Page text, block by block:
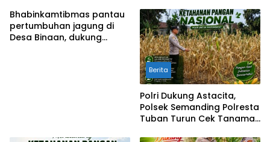
Bhabinkamtibmas pantau
pertumbuhan jagung di
Desa Binaan, dukung
Berita
Polri Dukung Astacita,
Polsek Semanding Polresta
Tuban Turun Cek Tanaman